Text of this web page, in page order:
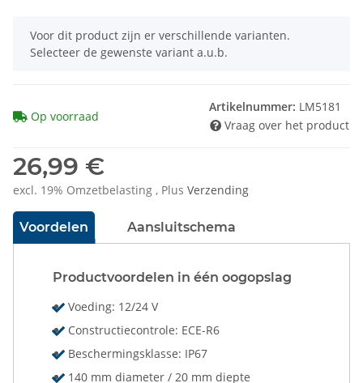
26,99 €
excl. 19% Omzetbelasting , Plus Verzending
Voordelen Aansluitschema
Productvoordelen in één oogopslag
Voeding: 12/24 V
Constructiecontrole: ECE-R6
Beschermingsklasse: IP67
140 mm diameter / 20 mm diepte
Op voorraad
Artikelnummer: LM5181
Vraag over het product
x
Voor dit product zijn er verschillende varianten.
Selecteer de gewenste variant a.u.b.